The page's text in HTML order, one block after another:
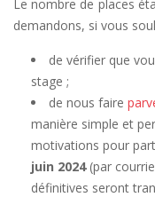
Le nombre de places
demandons, si vous
de vérifier que
stage ;
de nous faire
manière simple et
motivations pour
juin 2024(par
définitives seront